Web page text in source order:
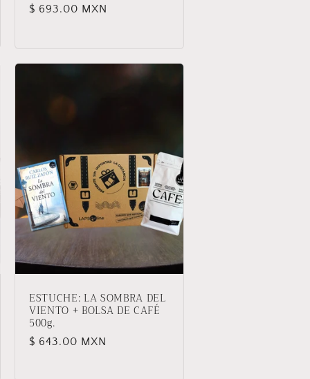
Precio
$ 693.00 MXN
ESTUCHE: LA SOMBRA DEL
VIENTO + BOLSA DE CAFÉ
500g.
Precio
$ 643.00 MXN